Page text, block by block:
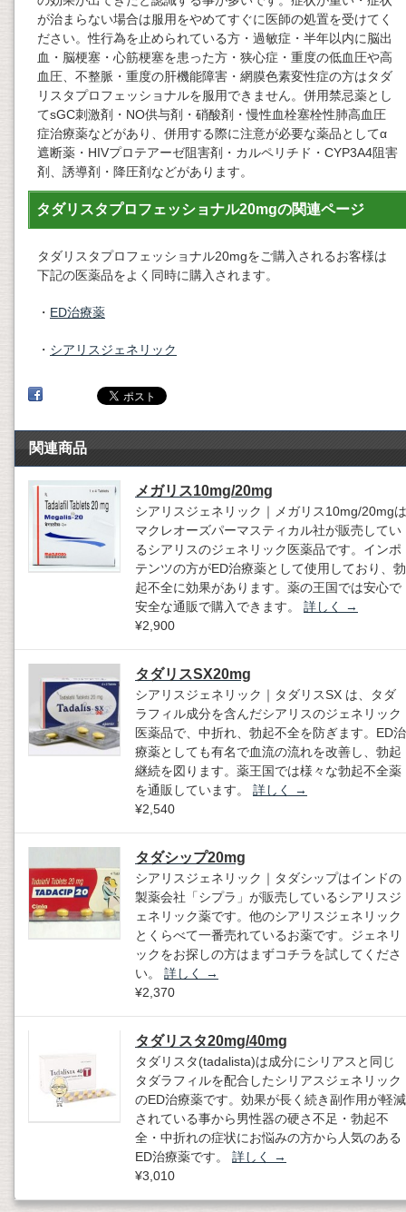
が治まらない場合は服用をやめてすぐに医師の処置を受けてく
ださい。性行為を止められている方・過敏症・半年以内に脳出
血・脳梗塞・心筋梗塞を患った方・狭心症・重度の低血圧や高
血圧、不整脈・重度の肝機能障害・網膜色素変性症の方はタダ
リスタプロフェッショナルを服用できません。併用禁忌薬とし
てsGC刺激剤・NO供与剤・硝酸剤・慢性血栓塞栓性肺高血圧
症治療薬などがあり、併用する際に注意が必要な薬品としてα
遮断薬・HIVプロテアーゼ阻害剤・カルペリチド・CYP3A4阻害
剤、誘導剤・降圧剤などがあります。
タダリスタプロフェッショナル20mgの関連ページ
タダリスタプロフェッショナル20mgをご購入されるお客様は
下記の医薬品をよく同時に購入されます。
・ ED治療薬
・ シアリスジェネリック
関連商品
メガリス10mg/20mg
シアリスジェネリック｜メガリス10mg/20mgは
マクレオーズパーマスティカル社が販売してい
るシアリスのジェネリック医薬品です。インポ
テンツの方がED治療薬として使用しており、勃
起不全に効果があります。薬の王国では安心で
安全な通販で購入できます。 詳しく
→
¥2,900
タダリスSX20mg
シアリスジェネリック｜タダリスSX は、タダ
ラフィル成分を含んだシアリスのジェネリック
医薬品で、中折れ、勃起不全を防ぎます。ED治
療薬としても有名で血流の流れを改善し、勃起
継続を図ります。薬王国では様々な勃起不全薬
を通販しています。 詳しく
→
¥2,540
タダシップ20mg
シアリスジェネリック｜タダシップはインドの
製薬会社「シプラ」が販売しているシアリスジ
ェネリック薬です。他のシアリスジェネリック
とくらべて一番売れているお薬です。ジェネリ
ックをお探しの方はまずコチラを試してくださ
い。 詳しく
→
¥2,370
タダリスタ20mg/40mg
タダリスタ(tadalista)は成分にシリアスと同じ
タダラフィルを配合したシリアスジェネリック
のED治療薬です。効果が長く続き副作用が軽減
されている事から男性器の硬さ不足・勃起不
全・中折れの症状にお悩みの方から人気のある
ED治療薬です。 詳しく
→
¥3,010